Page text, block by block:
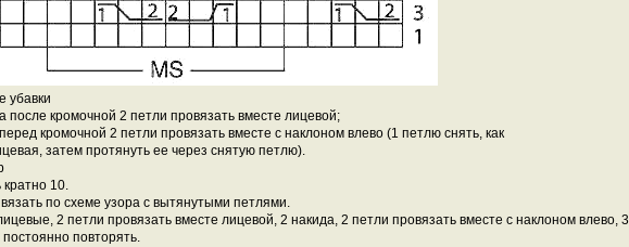
убавки
после кромочной 2 петли провязать вместе лицевой;
кромочной 2 петли провязать вместе с наклоном влево (1 петлю снять, как
затем протянуть ее через снятую петлю).
кратно 10.
по схеме узора с вытянутыми петлями.
2 петли провязать вместе лицевой, 2 накида, 2 петли провязать вместе с наклоном влево, 3
повторять.